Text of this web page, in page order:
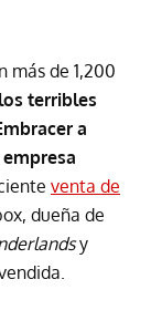
más de 1,200
los terribles
a
venta de
dueña de
y